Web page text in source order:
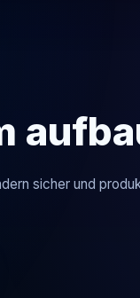
sicher und